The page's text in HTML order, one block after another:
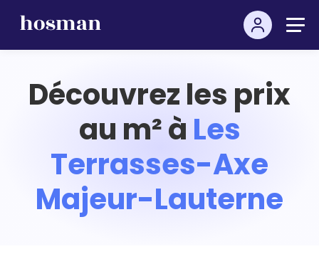
Découvrez les prix
au m² à Les
Terrasses-Axe
Majeur-Lauterne